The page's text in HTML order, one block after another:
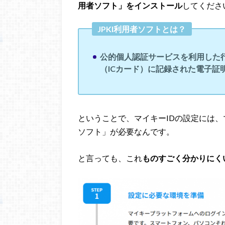
用者ソフト」をインストールしてくださ
JPKI利用者ソフトとは？
公的個人認証サービスを利用した
（ICカード）に記録された電子
ということで、マイキーIDの設定には
ソフト」が必要なんです。
と言っても、これものすごく分かりにく